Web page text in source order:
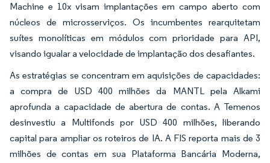
Machine e 10x visam implantações em campo aberto com
núcleos de microsserviços. Os incumbentes rearquitetam
suítes monolíticas em módulos com prioridade para API,
visando igualar a velocidade de implantação dos desafiantes.
As estratégias se concentram em aquisições de capacidades:
a compra de USD 400 milhões da MANTL pela Alkami
aprofunda a capacidade de abertura de contas. A Temenos
desinvestiu a Multifonds por USD 400 milhões, liberando
capital para ampliar os roteiros de IA. A FIS reporta mais de 3
milhões de contas em sua Plataforma Bancária Moderna,